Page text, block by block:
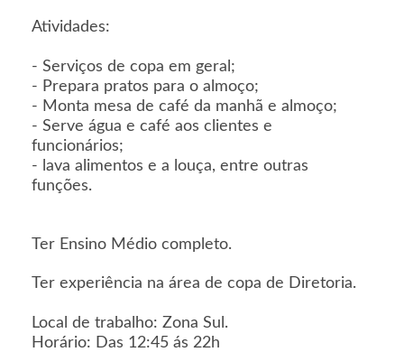
Atividades:
- Serviços de copa em geral;
- Prepara pratos para o almoço;
- Monta mesa de café da manhã e almoço;
- Serve água e café aos clientes e
funcionários;
- lava alimentos e a louça, entre outras
funções.
Ter Ensino Médio completo.
Ter experiência na área de copa de Diretoria.
Local de trabalho: Zona Sul.
Horário: Das 12:45 ás 22h